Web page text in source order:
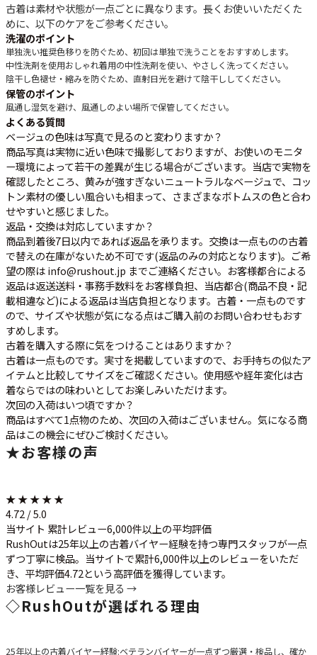
古着は素材や状態が一点ごとに異なります。長くお使いいただくた
めに、以下のケアをご参考ください。
洗濯のポイント
単独洗い推奨色移りを防ぐため、初回は単独で洗うことをおすすめします。
中性洗剤を使用おしゃれ着用の中性洗剤を使い、やさしく洗ってください。
陰干し色褪せ・縮みを防ぐため、直射日光を避けて陰干ししてください。
保管のポイント
風通し湿気を避け、風通しのよい場所で保管してください。
よくある質問
ベージュの色味は写真で見るのと変わりますか？
商品写真は実物に近い色味で撮影しておりますが、お使いのモニタ
ー環境によって若干の差異が生じる場合がございます。当店で実物を
確認したところ、黄みが強すぎないニュートラルなベージュで、コッ
トン素材の優しい風合いも相まって、さまざまなボトムスの色と合わ
せやすいと感じました。
返品・交換は対応していますか？
商品到着後7日以内であれば返品を承ります。交換は一点ものの古着
で替えの在庫がないため不可です(返品のみの対応となります)。ご希
望の際は info@rushout.jp までご連絡ください。お客様都合による
返品は返送送料・事務手数料をお客様負担、当店都合(商品不良・記
載相違など)による返品は当店負担となります。古着・一点ものです
ので、サイズや状態が気になる点はご購入前のお問い合わせもおす
すめします。
古着を購入する際に気をつけることはありますか？
古着は一点ものです。実寸を掲載していますので、お手持ちの似たア
イテムと比較してサイズをご確認ください。使用感や経年変化は古
着ならではの味わいとしてお楽しみいただけます。
次回の入荷はいつ頃ですか？
商品はすべて1点物のため、次回の入荷はございません。気になる商
品はこの機会にぜひご検討ください。
★お客様の声
★ ★ ★ ★ ★
4.72 / 5.0
当サイト 累計レビュー6,000件以上の平均評価
RushOutは25年以上の古着バイヤー経験を持つ専門スタッフが一点
ずつ丁寧に検品。当サイトで累計6,000件以上のレビューをいただ
き、平均評価4.72という高評価を獲得しています。
お客様レビュー一覧を見る →
◇RushOutが選ばれる理由
25年以上の古着バイヤー経験:ベテランバイヤーが一点ずつ厳選・検品し、確か